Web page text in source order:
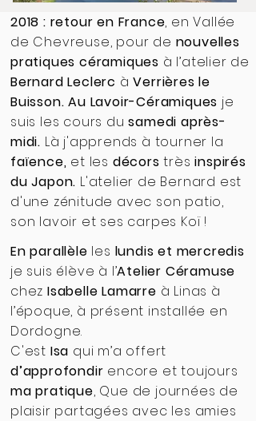
2018 : retour en France, en Vallée
de Chevreuse, pour de nouvelles
pratiques céramiques à l’atelier de
Bernard Leclerc àVerrières le
Buisson. Au Lavoir-Céramiques je
suis les cours dusamedi après-
midi. Là j'apprends à tourner la
faïence, et les décorstrès inspirés
du Japon. L'atelier de Bernard est
d'une zénitude avec son patio,
son lavoir et ses carpes Koï !
En parallèle les lundis et mercredis
je suis élève à l’Atelier Céramuse
chez Isabelle Lamarre à Linas à
l’époque, à présent installée en
Dordogne.
C'est Isa qui m’a offert
d’approfondir encore et toujours
ma pratique, Que de journées de
plaisir partagées avec les amies